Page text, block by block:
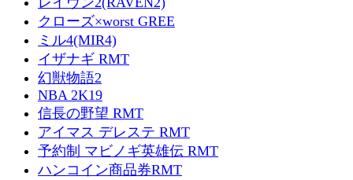
クローズ×worst GREE
ミル4(MIR4)
イザナギ RMT
幻獣物語2
NBA 2K19
信長の野望 RMT
アイマス デレステ RMT
予約制 マビノギ英雄伝 RMT
ハンコイン商品券RMT